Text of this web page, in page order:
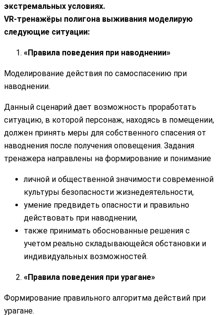
экстремальных условиях.
VR-тренажёры полигона выживания моделирую
следующие ситуации:
«Правила поведения при наводнении»
Моделирование действия по самоспасению при
наводнении.
Данный сценарий дает возможность проработать
ситуацию, в которой персонаж, находясь в помещении,
должен принять меры для собственного спасения от
наводнения после получения оповещения. Задания
тренажера направлены на формирование и понимание
личной и общественной значимости современной
культуры безопасности жизнедеятельности,
умение предвидеть опасности и правильно
действовать при наводнении,
также принимать обоснованные решения с
учетом реально складывающейся обстановки и
индивидуальных возможностей.
«Правила поведения при урагане»
Формирование правильного алгоритма действий при
урагане.